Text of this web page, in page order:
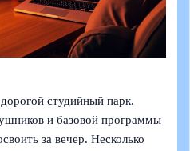
студийный парк.
и базовой программы
за вечер. Несколько